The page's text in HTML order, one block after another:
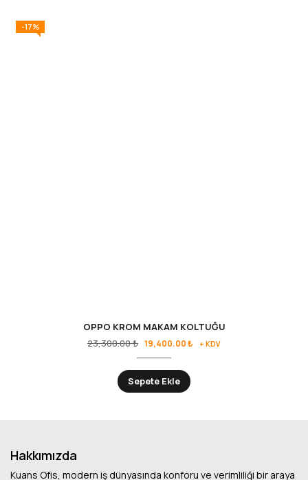
-17%
OPPO KROM MAKAM KOLTUĞU
23,300.00₺ 19,400.00₺ + KDV
Sepete Ekle
Hakkımızda
Kuans Ofis, modern iş dünyasında konforu ve verimliliği bir araya